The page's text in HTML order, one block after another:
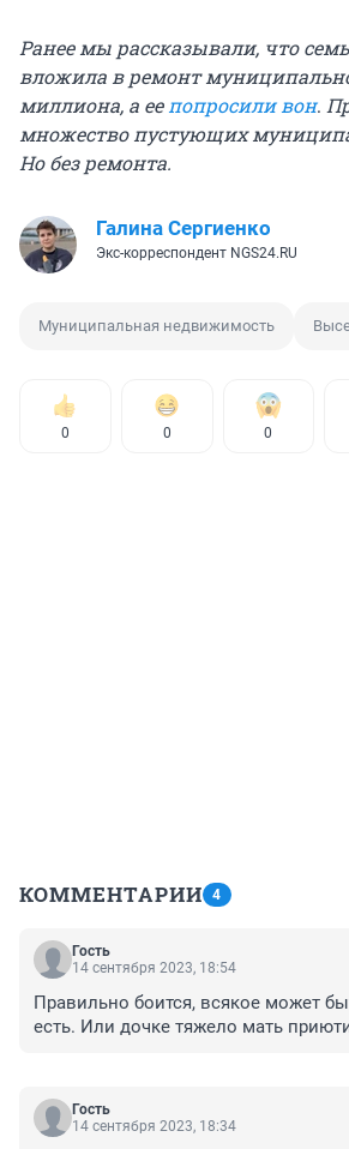
Ранее мы рассказывали, что
вложила в ремонт
миллиона, а ее попросили вон.
множество пустующих
Но без ремонта.
Галина Сергиенко
Экс-корреспондент NGS24.RU
Муниципальная недвижимость
0 0 0
КОММЕНТАРИИ 4
Гость
14 сентября 2023, 18:54
Правильно боится, всякое может
есть. Или дочке тяжело мать
Гость
14 сентября 2023, 18:34